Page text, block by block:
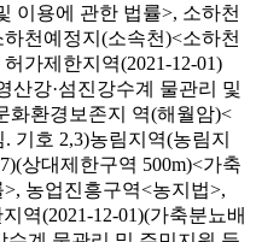
이용에 관한 법률>, 소하천
천예정지(소속천)<소하천
가제한지역(2021-12-01)
산강·섬진강수계 물관리 및
화환경보존지 역(해월암)<
기호 2,3)농림지역(농림지
상대제한구역 500m)<가축
농업진흥구역<농지법>,
역(2021-12-01)(가축분뇨배